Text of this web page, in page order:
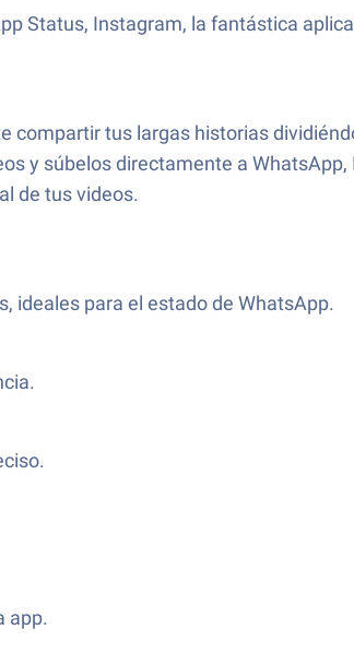
Status, Instagram, la fantástica
compartir tus largas historias
y súbelos directamente a
de tus videos.
ideales para el estado de WhatsApp.
app.